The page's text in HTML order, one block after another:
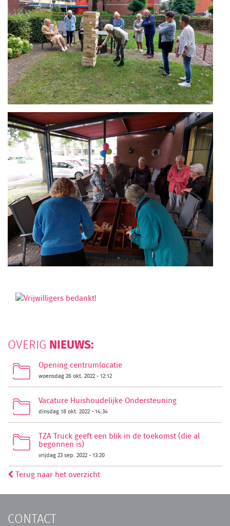
OVERIG NIEUWS:
Opening centrumlocatie
woensdag 26 okt. 2022 - 12:12
Vacature Huishoudelijke Ondersteuning
dinsdag 18 okt. 2022 - 14:34
TZA Truck geeft een blik in de toekomst (die al
begonnen is)
vrijdag 23 sep. 2022 - 13:20
Terug naar het overzicht
CONTACT